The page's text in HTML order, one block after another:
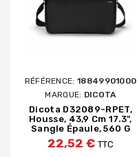
RÉFÉRENCE: 18849901000
MARQUE: DICOTA
Dicota D32089-RPET,
Housse, 43,9 Cm 17.3",
Sangle Épaule, 560 G
22,52 € TTC